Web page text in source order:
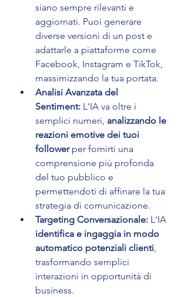
siano sempre rilevanti e
aggiornati. Puoi generare
diverse versioni di un post e
adattarle a piattaforme come
Facebook, Instagram e TikTok,
massimizzando la tua portata.
Analisi Avanzata del
Sentiment: L'IA va oltre i
semplici numeri, analizzando le
reazioni emotive dei tuoi
follower per fornirti una
comprensione più profonda
del tuo pubblico e
permettendoti di affinare la tua
strategia di comunicazione.
Targeting Conversazionale: L'IA
identifica e ingaggia in modo
automatico potenziali clienti,
trasformando semplici
interazioni in opportunità di
business.